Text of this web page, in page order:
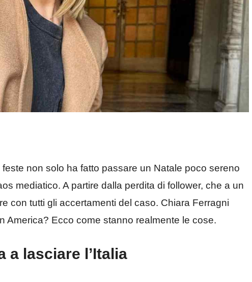
non solo ha fatto passare un Natale poco sereno
mediatico. A partire dalla perdita di follower, che a un
con tutti gli accertamenti del caso. Chiara Ferragni
America? Ecco come stanno realmente le cose.
a lasciare l’Italia